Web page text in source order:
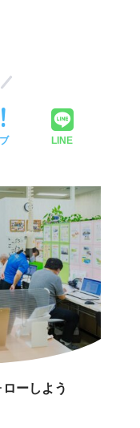
LINE
ーしよう